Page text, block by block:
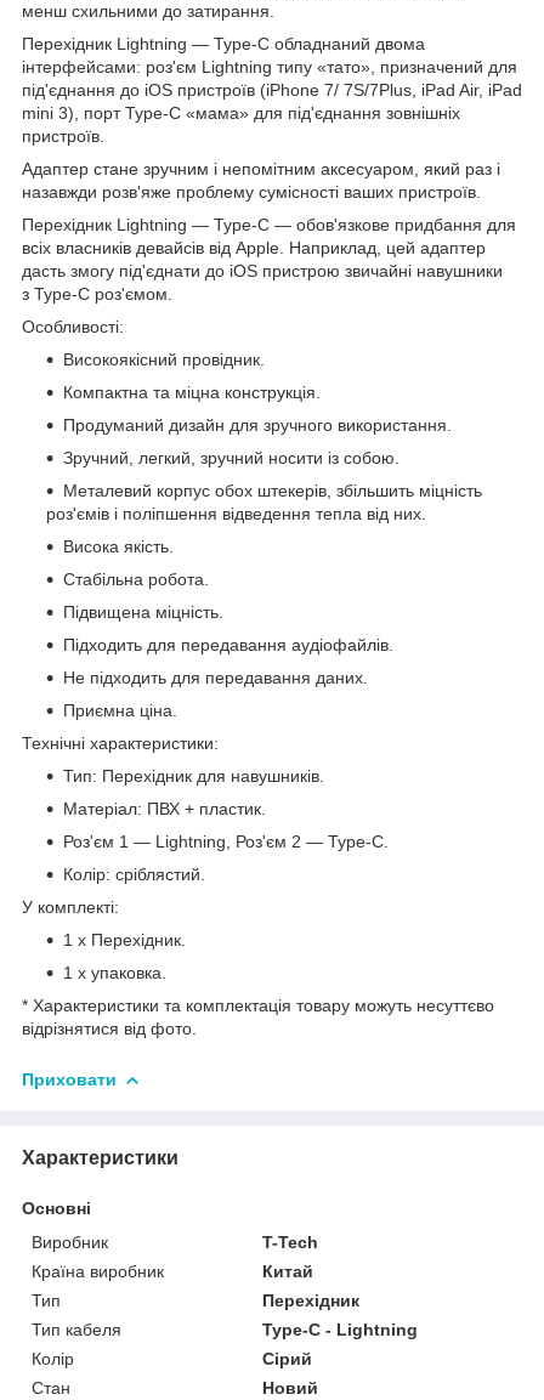
менш схильними до затирання.
Перехідник Lightning — Type-C обладнаний двома
інтерфейсами: роз'єм Lightning типу «тато», призначений для
під'єднання до iOS пристроїв (iPhone 7/ 7S/7Plus, iPad Air, iPad
mini 3), порт Type-C «мама» для під'єднання зовнішніх
пристроїв.
Адаптер стане зручним і непомітним аксесуаром, який раз і
назавжди розв'яже проблему сумісності ваших пристроїв.
Перехідник Lightning — Type-C — обов'язкове придбання для
всіх власників девайсів від Apple. Наприклад, цей адаптер
дасть змогу під'єднати до iOS пристрою звичайні навушники
з Type-C роз'ємом.
Особливості:
Високоякісний провідник.
Компактна та міцна конструкція.
Продуманий дизайн для зручного використання.
Зручний, легкий, зручний носити із собою.
Металевий корпус обох штекерів, збільшить міцність
роз'ємів і поліпшення відведення тепла від них.
Висока якість.
Стабільна робота.
Підвищена міцність.
Підходить для передавання аудіофайлів.
Не підходить для передавання даних.
Приємна ціна.
Технічні характеристики:
Тип: Перехідник для навушників.
Матеріал: ПВХ + пластик.
Роз'єм 1 — Lightning, Роз'єм 2 — Type-C.
Колір: сріблястий.
У комплекті:
1 х Перехідник.
1 х упаковка.
* Характеристики та комплектація товару можуть несуттєво
відрізнятися від фото.
Приховати
Характеристики
Основні
Виробник
T-Tech
Країна виробник
Китай
Тип
Перехідник
Тип кабеля
Type-C - Lightning
Колір
Сірий
Стан
Новий